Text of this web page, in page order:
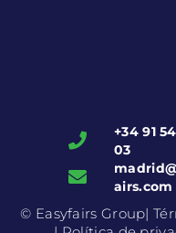
+34 91
03
airs.com
© Easyfairs Group|